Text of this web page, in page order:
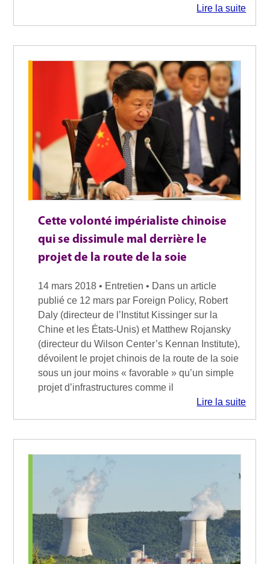
Lire la suite
Cette volonté impérialiste chinoise
qui se dissimule mal derrière le
projet de la route de la soie
14 mars 2018 • Entretien • Dans un article
publié ce 12 mars par Foreign Policy, Robert
Daly (directeur de l’Institut Kissinger sur la
Chine et les États-Unis) et Matthew Rojansky
(directeur du Wilson Center’s Kennan Institute),
dévoilent le projet chinois de la route de la soie
sous un jour moins « favorable » qu’un simple
projet d’infrastructures comme il
Lire la suite